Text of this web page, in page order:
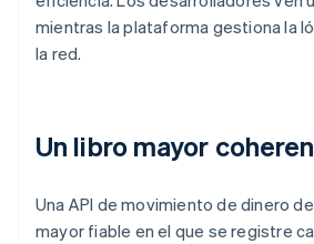
mientras la plataforma gestiona la
la red.
Un libro mayor
Una API de movimiento de dinero
mayor fiable en el que se registre